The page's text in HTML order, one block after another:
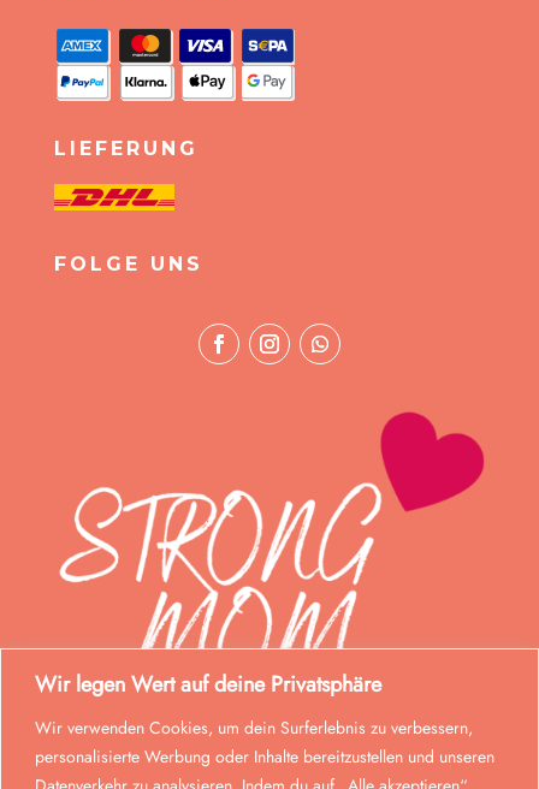
Wir legen Wert auf deine Privatsphäre
Wir verwenden Cookies, um dein Surferlebnis zu verbessern,
personalisierte Werbung oder Inhalte bereitzustellen und unseren
LIEFERUNG
FOLGE UNS